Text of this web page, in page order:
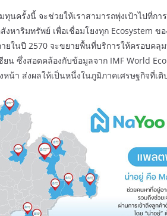
ทุนครั้งนี้ จะช่วยให้เราสามารถพุ่งเป้าไปที่
หาริมทรัพย์ เพื่อเชื่อมโยงทุก Ecosystem
ยในปี 2570 จะขยายพื้นที่บริการให้ครอบค
ยน ซึ่งสอดคล้องกับข้อมูลจาก IMF World
หน้า ส่งผลให้เป็นหนึ่งในภูมิภาคเศรษฐกิจที่เติ